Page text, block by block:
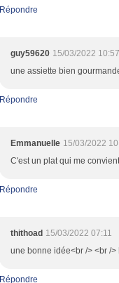
Répondre
guy59620 15/03/2022 10:57
une assiette bien
Répondre
Emmanuelle 15/03/2022
C'est un plat qui me
Répondre
thithoad 15/03/2022 07:11
une bonne idée<br /> <br /
Répondre